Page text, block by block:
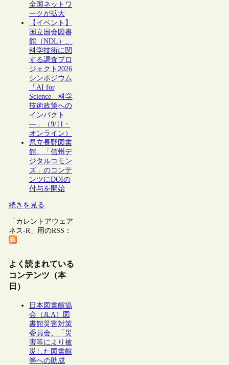
全国ネットワ
ークが拡大
【イベント】
国立国会図書
館（NDL）、
科学技術に関
する調査プロ
ジェクト2026
シンポジウム
「AI for
Science―科学
技術政策への
インパクト
―」（9/11・
オンライン）
県立長野図書
館、「信州デ
ジタルコモン
ズ」のコンテ
ンツにDOIの
付与を開始
続きを見る
「カレントアウェア
ネス-R」用のRSS：
よく読まれている
コンテンツ（本
日）
日本図書館協
会（JLA）図
書館災害対策
委員会、「災
害等により被
災した図書館
等への助成